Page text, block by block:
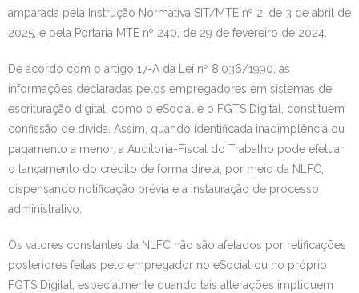
amparada pela Instrução Normativa SIT/MTE nº 2, de 3 de abril de
2025, e pela Portaria MTE nº 240, de 29 de fevereiro de 2024.
De acordo com o artigo 17-A da Lei nº 8.036/1990, as
informações declaradas pelos empregadores em sistemas de
escrituração digital, como o eSocial e o FGTS Digital, constituem
confissão de dívida. Assim, quando identificada inadimplência ou
pagamento a menor, a Auditoria-Fiscal do Trabalho pode efetuar
o lançamento do crédito de forma direta, por meio da NLFC,
dispensando notificação prévia e a instauração de processo
administrativo.
Os valores constantes da NLFC não são afetados por retificações
posteriores feitas pelo empregador no eSocial ou no próprio
FGTS Digital, especialmente quando tais alterações impliquem